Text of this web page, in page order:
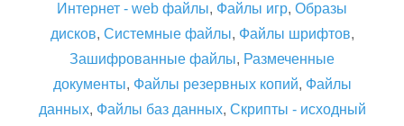
Интернет - web файлы, Файлы игр, Образы
дисков, Системные файлы, Файлы шрифтов,
Зашифрованные файлы, Размеченные
документы, Файлы резервных копий, Файлы
данных, Файлы баз данных, Скрипты - исходный